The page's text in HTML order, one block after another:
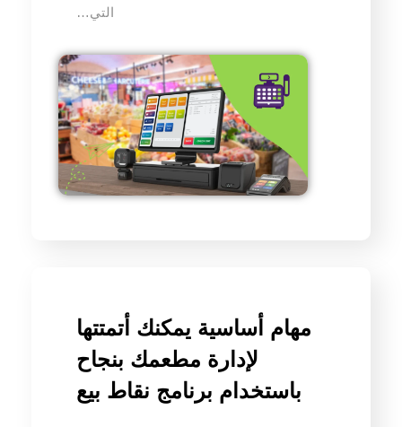
التي…
مهام أساسية يمكنك أتمتتها
لإدارة مطعمك بنجاح
باستخدام برنامج نقاط بيع